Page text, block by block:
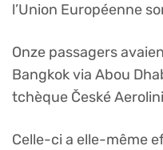
l’Union Européenne
Onze passagers
Bangkok via Abou
tchèque České
Celle-ci a elle-même